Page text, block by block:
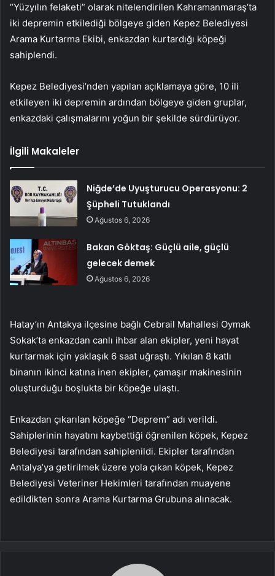
“Yüzyılın felaketi” olarak nitelendirilen Kahramanmaraş’ta
iki depremin etkilediği bölgeye giden Kepez Belediyesi
Arama Kurtarma Ekibi, enkazdan kurtardığı köpeği
sahiplendi.
Kepez Belediyesi’nden yapılan açıklamaya göre, 10 ili
etkileyen iki depremin ardından bölgeye giden gruplar,
enkazdaki çalışmalarını yoğun bir şekilde sürdürüyor.
İlgili Makaleler
Niğde’de Uyuşturucu Operasyonu: 2
Şüpheli Tutuklandı
Ağustos 6, 2026
Bakan Göktaş: Güçlü aile, güçlü
gelecek demek
Ağustos 6, 2026
Hatay’ın Antakya ilçesine bağlı Cebrail Mahallesi Oymak
Sokak’ta enkazdan canlı ihbar alan ekipler, yeni hayat
kurtarmak için yaklaşık 6 saat uğraştı. Yıkılan 8 katlı
binanın ikinci katına inen ekipler, çamaşır makinesinin
oluşturduğu boşlukta bir köpeğe ulaştı.
Enkazdan çıkarılan köpeğe “Deprem” adı verildi.
Sahiplerinin hayatını kaybettiği öğrenilen köpek, Kepez
Belediyesi tarafından sahiplenildi. Ekipler tarafından
Antalya’ya getirilmek üzere yola çıkan köpek, Kepez
Belediyesi Veteriner Hekimleri tarafından muayene
edildikten sonra Arama Kurtarma Grubuna alınacak.